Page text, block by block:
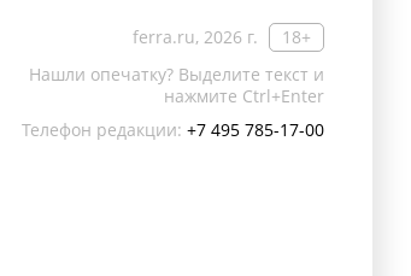
ferra.ru, 2026 г.
18+
Нашли опечатку? Выделите текст и
нажмите Ctrl+Enter
Телефон редакции: +7 495 785-17-00